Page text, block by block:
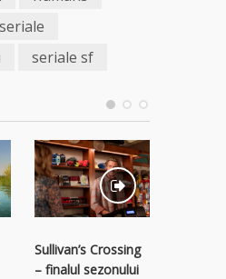
seriale sf
Sullivan’s Crossing
– finalul sezonului